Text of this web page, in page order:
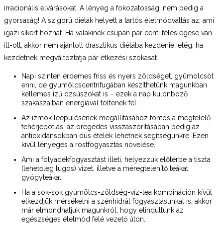
irracionális elvárásokat. A lényeg a fokozatosság, nem pedig a
gyorsaság! A szigorú diéták helyett a tartós életmódváltás az, ami
igazi sikert hozhat. Ha valakinek csupán pár centi feleslegese van
itt-ott, akkor nem ajánlott drasztikus diétába kezdenie, elég, ha
kezdetnek megváltoztatja pár étkezési szokását.
Napi szinten érdemes friss és nyers zöldséget, gyümölcsöt
enni, de gyümölcscentrifugában készíthetünk magunkban
kellemes ízű dzsúszokat is – ezek a nap különböző
szakaszaiban energiával töltenek fel.
Az izmok leépülésének megállításához fontos a megfelelő
fehérjepótlás, az öregedés visszaszorításában pedig az
antioxidánsokban dús ételek lehetnek segítségünkre. Ezen
kívül lényeges a rostfogyasztás növelése.
Ami a folyadékfogyasztást illeti, helyezzük előtérbe a tiszta
(lehetőleg lúgos) vizet, illetve a méregtelenítő teákat,
gyógyteákat.
Ha a sok-sok gyümölcs-zöldség-víz-tea kombináción kívül
elkezdjük mérsékelni a szénhidrát fogyasztásunkat is, akkor
már elmondhatjuk magunkról, hogy elindultunk az
egészséges életmód felé vezető úton.